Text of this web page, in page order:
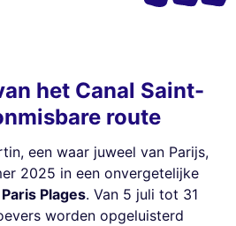
het Canal Saint-
route
een waar juweel van Parijs,
2025 in een onvergetelijke
Paris Plages. Van 5 juli tot 31
worden opgeluisterd